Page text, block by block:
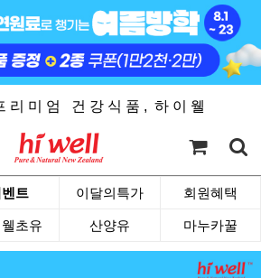
리 미 엄 건 강 식 품 , 하 이 웰
트 이달의특가 회원혜택
초유 산양유 마누카꿀